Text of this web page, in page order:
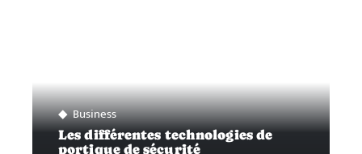
Business
Les différentes technologies de
portique de sécurité